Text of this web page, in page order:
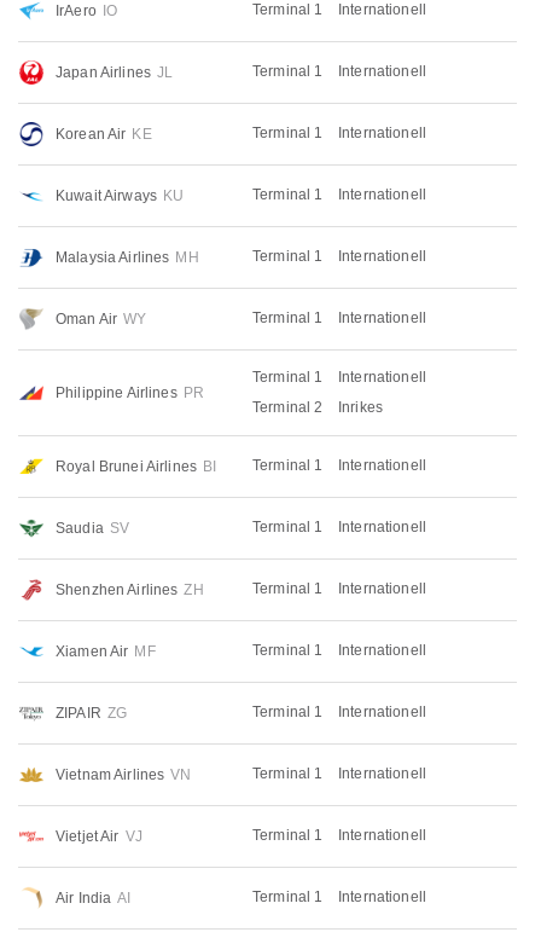
IrAero IO Terminal 1 Internationell
Japan Airlines JL Terminal 1 Internationell
Korean Air KE Terminal 1 Internationell
Kuwait Airways KU Terminal 1 Internationell
Malaysia Airlines MH Terminal 1 Internationell
Oman Air WY Terminal 1 Internationell
Philippine Airlines PR
Terminal 1
Terminal 2
Internationell
Inrikes
Royal Brunei Airlines BI Terminal 1 Internationell
Saudia SV Terminal 1 Internationell
Shenzhen Airlines ZH Terminal 1 Internationell
Xiamen Air MF Terminal 1 Internationell
ZIPAIR ZG Terminal 1 Internationell
Vietnam Airlines VN Terminal 1 Internationell
Vietjet Air VJ Terminal 1 Internationell
Air India AI Terminal 1 Internationell